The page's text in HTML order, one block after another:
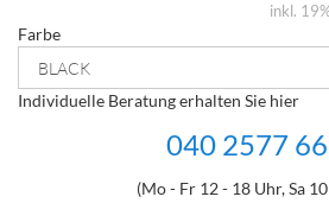
inkl.
Farbe
Individuelle Beratung erhalten Sie hier
040 2577
(Mo - Fr 12 - 18 Uhr, Sa